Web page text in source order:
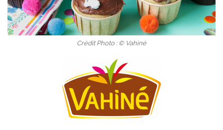
Crédit Photo : © Vahiné